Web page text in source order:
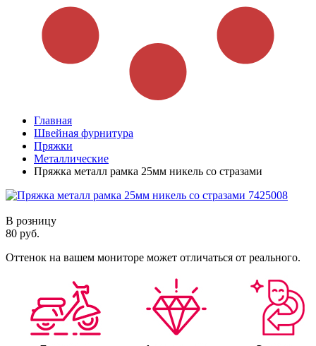
Главная
Швейная фурнитура
Пряжки
Металлические
Пряжка металл рамка 25мм никель со стразами
В розницу
80 руб.
Оттенок на вашем мониторе может отличаться от реального.